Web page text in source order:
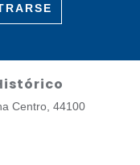
Centro, 44100